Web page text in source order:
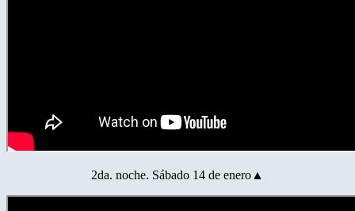
2da. noche. Sábado 14 de enero▲